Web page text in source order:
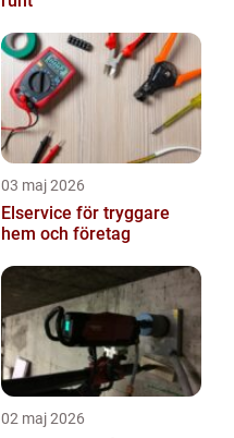
03 maj 2026
Elservice för tryggare
hem och företag
02 maj 2026